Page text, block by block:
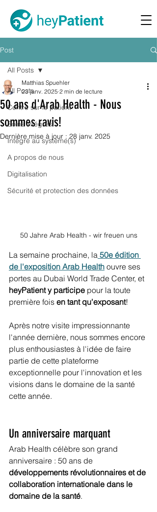
Post
All Posts
Centré sur le patient
Soins intégrés
Intégré au système(s)
A propos de nous
Digitalisation
Sécurité et protection des données
All Posts
50 ans d'Arab Health - Nous
sommes ravis!
Matthias Spuehler
23 janv. 2025 2 min de lecture
Dernière mise à jour :28 janv. 2025
50 Jahre Arab Health - wir freuen uns
La semaine prochaine, la 50e édition
de l'exposition Arab Health ouvre ses
portes au Dubai World Trade Center, et
heyPatient y participe pour la toute
première fois en tant qu'exposant!
Après notre visite impressionnante
l'année dernière, nous sommes encore
plus enthousiastes à l'idée de faire
partie de cette plateforme
exceptionnelle pour l'innovation et les
visions dans le domaine de la santé
cette année.
Un anniversaire marquant
Arab Health célèbre son grand
anniversaire : 50 ans de
développements révolutionnaires et de
collaboration internationale dans le
domaine de la santé.